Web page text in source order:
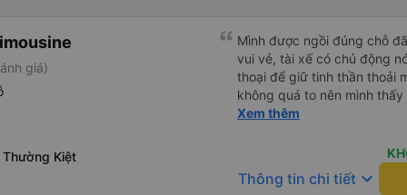
giá)
Kiệt
Mình được ngồi đúng chỗ
vui vẻ, tài xế có chủ động
thoại để giữ tinh thần thoải
không quá to nên mình
tập trung như vào đường
và phí mình tự trả. Không
cũng vài chục nên mình ngại hỏi. Xe khá sạch,
không mùi nhiều.
Xem thêm
Thông tin chi tiết keyboard_arrow_down